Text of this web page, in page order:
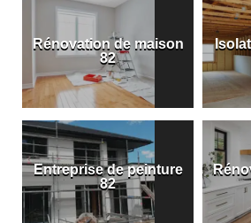
Rénovation de maison
82
Entreprise de peinture
82